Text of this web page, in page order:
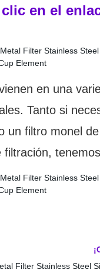
clic en el
en una
Tanto si
un filtro monel